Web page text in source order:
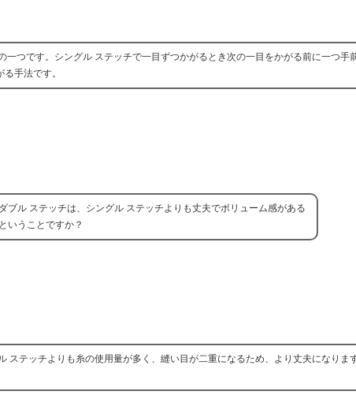
一つです。シングル ステッチで一目ずつかがるとき次の一目をかがる前に一つ手
手法です。
ダブル ステッチは、シングル ステッチよりも丈夫でボリューム感がある
ということですか？
ステッチよりも糸の使用量が多く、縫い目が二重になるため、より丈夫になりま